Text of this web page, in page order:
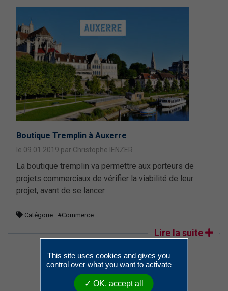
Boutique Tremplin à Auxerre
le 09.01.2019 par Christophe IENZER
La boutique tremplin va permettre aux porteurs de
projets commerciaux de vérifier la viabilité de leur
projet, avant de se lancer
Catégorie : #Commerce
Lire la suite
1 2
This site uses cookies and gives you
control over what you want to activate
✓ OK, accept all